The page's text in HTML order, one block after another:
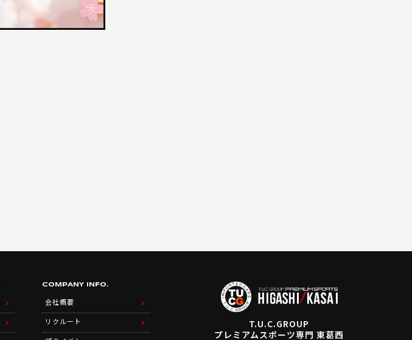
COMPANY INFO.
会社概要
リクルート
T.U.C.GROUP
プレミアムスポーツ専門 東葛西